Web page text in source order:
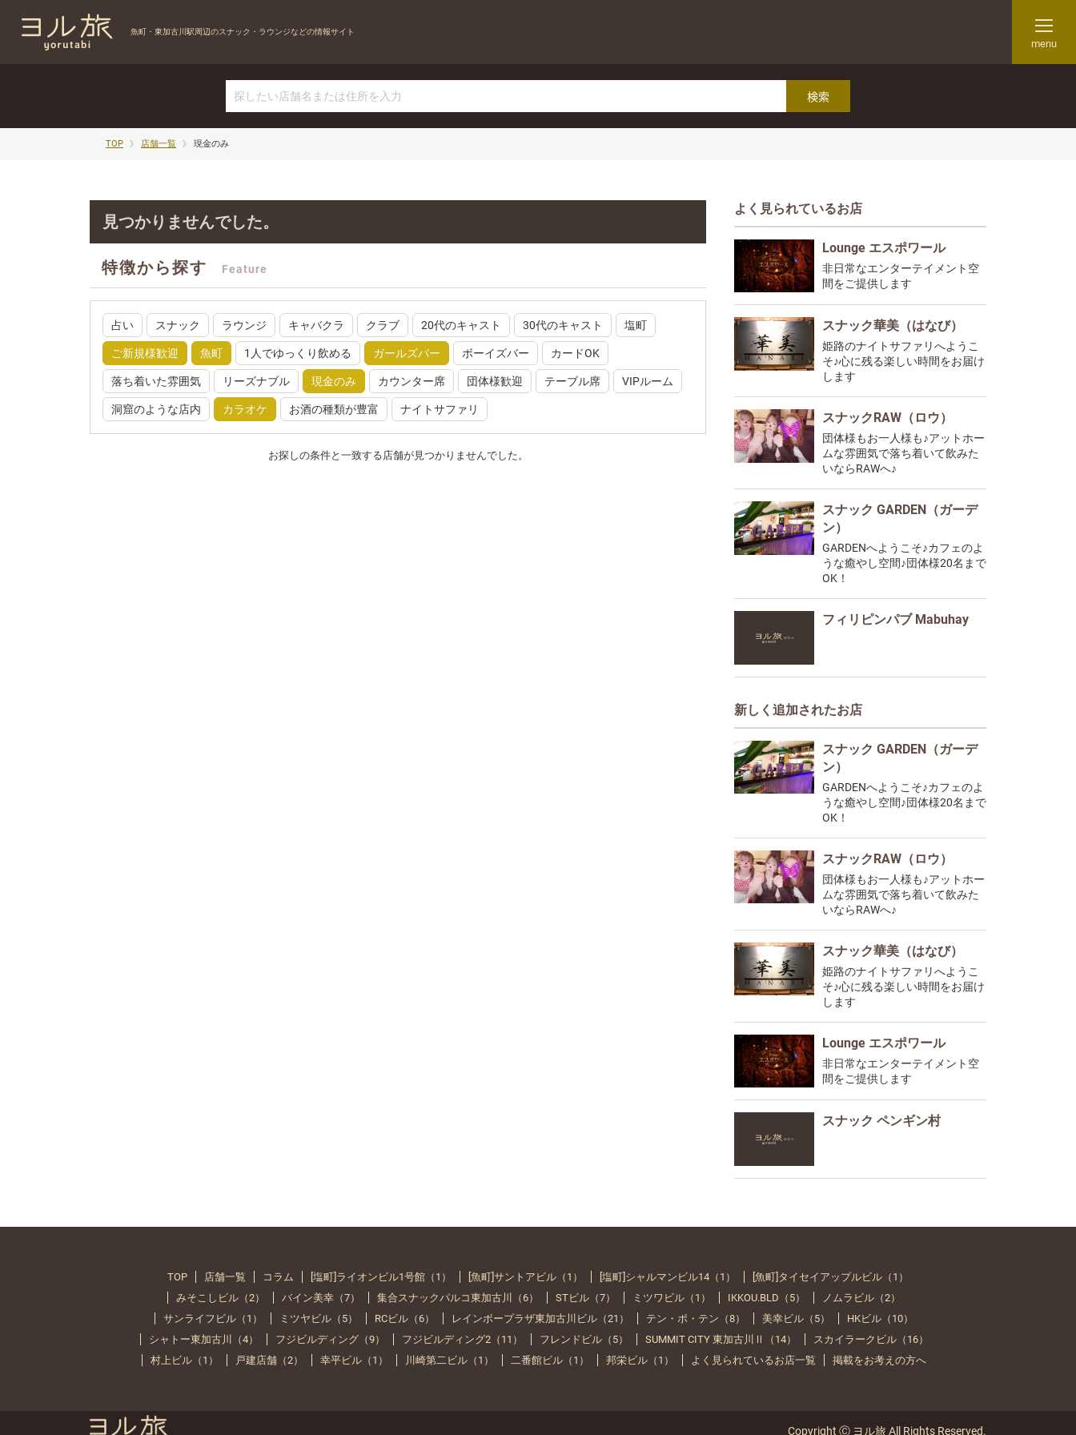
魚町・東加古川駅周辺のスナック・ラウンジなどの情報サイト
menu
TOP 店舗一覧 現金のみ
見つかりませんでした。
特徴から探す Feature
占い スナック ラウンジ キャバクラ クラブ 20代のキャスト 30代のキャスト 塩町
ご新規様歓迎 魚町 1人でゆっくり飲める ガールズバー ボーイズバー カードOK
落ち着いた雰囲気 リーズナブル 現金のみ カウンター席 団体様歓迎 テーブル席 VIPルーム
洞窟のような店内 カラオケ お酒の種類が豊富 ナイトサファリ
お探しの条件と一致する店舗が見つかりませんでした。
よく見られているお店
Lounge エスポワール
非日常なエンターテイメント空
間をご提供します
スナック華美（はなび）
姫路のナイトサファリへようこ
そ♪心に残る楽しい時間をお届け
します
スナックRAW（ロウ）
団体様もお一人様も♪アットホー
ムな雰囲気で落ち着いて飲みた
いならRAWへ♪
スナック GARDEN（ガーデ
ン）
GARDENへようこそ♪カフェのよ
うな癒やし空間♪団体様20名まで
OK！
フィリピンパブ Mabuhay
新しく追加されたお店
スナック GARDEN（ガーデ
ン）
GARDENへようこそ♪カフェのよ
うな癒やし空間♪団体様20名まで
OK！
スナックRAW（ロウ）
団体様もお一人様も♪アットホー
ムな雰囲気で落ち着いて飲みた
いならRAWへ♪
スナック華美（はなび）
姫路のナイトサファリへようこ
そ♪心に残る楽しい時間をお届け
します
Lounge エスポワール
非日常なエンターテイメント空
間をご提供します
スナック ペンギン村
TOP 店舗一覧 コラム [塩町]ライオンビル1号館（1） [魚町]サントアビル（1） [塩町]シャルマンビル14（1）
[魚町]タイセイアップルビル（1）
みそこしビル（2）
バイン美幸（7） 集合スナックパルコ東加古川（6） STビル（7） ミツワビル（1） IKKOU.BLD（5）
ノムラビル（2）
サンライフビル（1）
ミツヤビル（5） RCビル（6） レインボープラザ東加古川ビル（21） テン・ポ・テン（8） 美幸ビル（5）
HKビル（10）
シャトー東加古川（4）
フジビルディング（9） フジビルディング2（11） フレンドビル（5） SUMMIT CITY 東加古川Ⅱ（14）
スカイラークビル（16）
村上ビル（1）
戸建店舗（2） 幸平ビル（1） 川崎第二ビル（1） 二番館ビル（1） 邦栄ビル（1） よく見られているお店一覧 掲載をお考えの方へ
Copyright Ⓒ ヨル旅 All Rights Reserved.